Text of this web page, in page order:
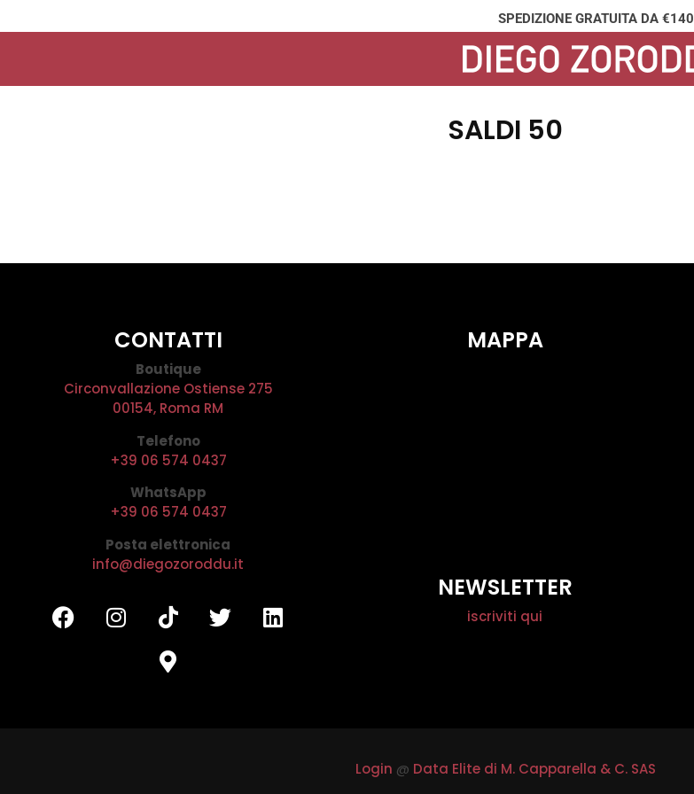
SPEDIZIONE GRATUITA DA €140
SALDI 50
CONTATTI
Boutique
Circonvallazione Ostiense 275
00154, Roma RM
Telefono
+39 06 574 0437
WhatsApp
+39 06 574 0437
Posta elettronica
info@diegozoroddu.it
MAPPA
NEWSLETTER
iscriviti qui
Login @ Data Elite di M. Capparella & C. SAS